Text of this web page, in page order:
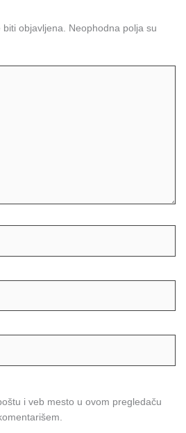
objavljena.
Neophodna polja su
i veb mesto u ovom pregledaču